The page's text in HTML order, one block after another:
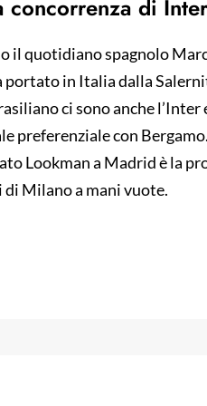
concorrenza di
il quotidiano spagnolo
in Italia dalla
ci sono anche l’Inter
preferenziale con
Lookman a Madrid è la
Milano a mani vuote.